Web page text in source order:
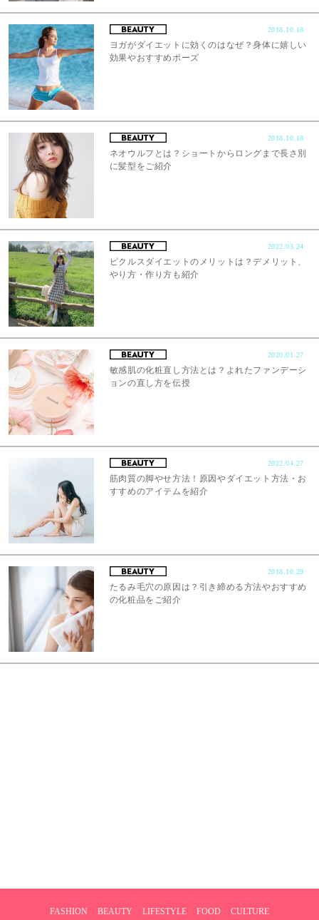
2018.10.18
ヨガがダイエットに効くのはなぜ？身体に嬉しい
効果やおすすめポーズ
2018.10.18
ネオウルフとは？ショートからロングまで長さ別
に髪型をご紹介
2022.03.24
ピクルスダイエットのメリットは？デメリット、
やり方・作り方も紹介
2020.01.27
敏感肌の化粧直し方法とは？よれたファンデーシ
ョンの直し方を伝授
2022.04.27
筋肉質の脚やせ方法！原因やダイエット方法・お
すすめのアイテムを紹介
2018.10.29
たるみ毛穴の原因は？引き締める方法やおすすめ
の化粧品をご紹介
FASHION BEAUTY LIFESTYLE FOOD CULTURE